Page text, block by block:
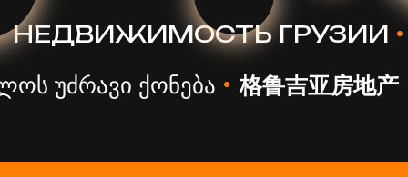
>800
успешных сделок
каждый год
35 млн $
в инвестиционных
сделках
ежегодно